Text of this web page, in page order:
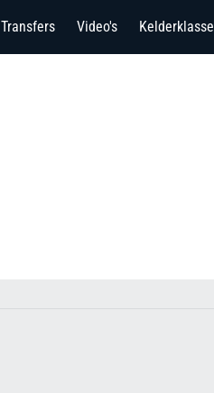
Transfers Video's Kelderklasse